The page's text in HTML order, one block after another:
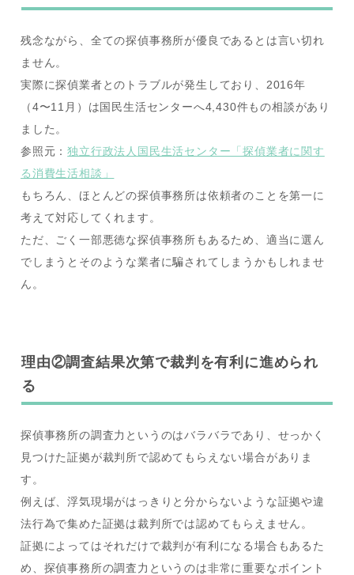
残念ながら、全ての探偵事務所が優良であるとは言い切れ
ません。
実際に探偵業者とのトラブルが発生しており、2016年
（4〜11月）は国民生活センターへ4,430件もの相談があり
ました。
参照元：独立行政法人国民生活センター「探偵業者に関す
る消費生活相談」
もちろん、ほとんどの探偵事務所は依頼者のことを第一に
考えて対応してくれます。
ただ、ごく一部悪徳な探偵事務所もあるため、適当に選ん
でしまうとそのような業者に騙されてしまうかもしれませ
ん。
理由②調査結果次第で裁判を有利に進められ
る
探偵事務所の調査力というのはバラバラであり、せっかく
見つけた証拠が裁判所で認めてもらえない場合がありま
す。
例えば、浮気現場がはっきりと分からないような証拠や違
法行為で集めた証拠は裁判所では認めてもらえません。
証拠によってはそれだけで裁判が有利になる場合もあるた
め、探偵事務所の調査力というのは非常に重要なポイント